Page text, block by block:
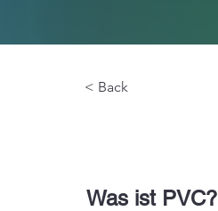
< Back
Was ist PVC?